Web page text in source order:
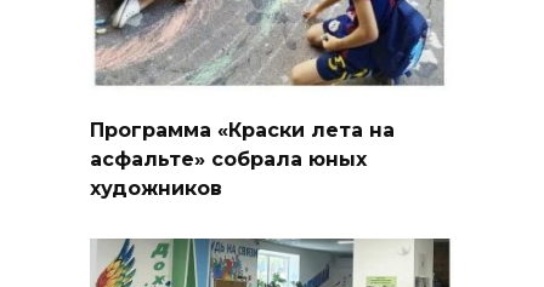
Программа «Краски лета на
асфальте» собрала юных
художников